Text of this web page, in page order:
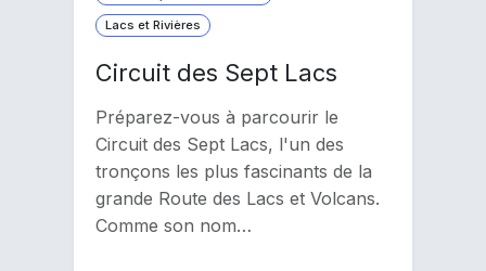
Lacs et Rivières
Circuit des Sept Lacs
Préparez-vous à parcourir le
Circuit des Sept Lacs, l'un des
tronçons les plus fascinants de la
grande Route des Lacs et Volcans.
Comme son nom…